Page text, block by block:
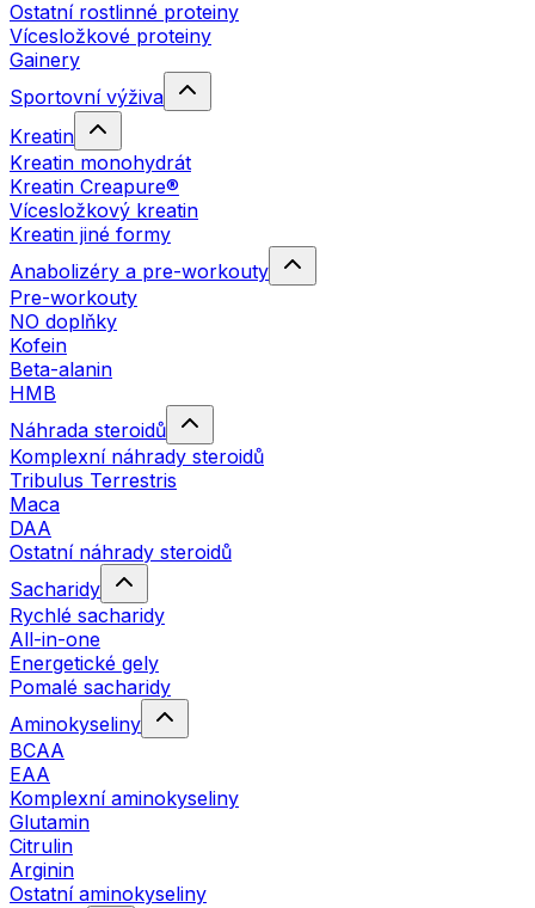
Ostatní rostlinné proteiny
Vícesložkové proteiny
Gainery
Sportovní výživa
Kreatin
Kreatin monohydrát
Kreatin Creapure®
Vícesložkový kreatin
Kreatin jiné formy
Anabolizéry a pre-workouty
Pre-workouty
NO doplňky
Kofein
Beta-alanin
HMB
Náhrada steroidů
Komplexní náhrady steroidů
Tribulus Terrestris
Maca
DAA
Ostatní náhrady steroidů
Sacharidy
Rychlé sacharidy
All-in-one
Energetické gely
Pomalé sacharidy
Aminokyseliny
BCAA
EAA
Komplexní aminokyseliny
Glutamin
Citrulin
Arginin
Ostatní aminokyseliny